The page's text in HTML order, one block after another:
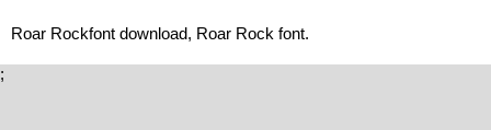
Roar Rockfont download, Roar Rock font.
;